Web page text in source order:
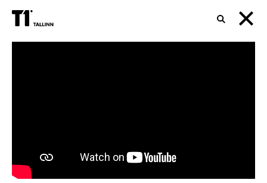
ПОИСК